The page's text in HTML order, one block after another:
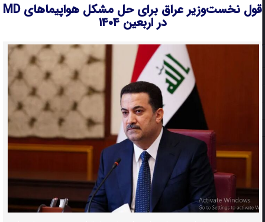
قول نخست‌وزیر عراق برای حل مشکل هواپیماهای MD
در اربعین ۱۴۰۴